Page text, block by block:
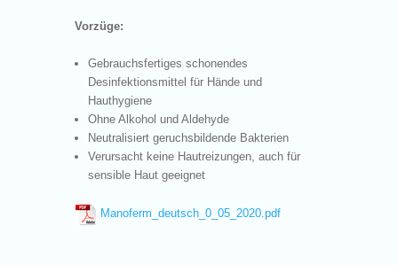
Vorzüge:
Gebrauchsfertiges schonendes
Desinfektionsmittel für Hände und
Hauthygiene
Ohne Alkohol und Aldehyde
Neutralisiert geruchsbildende Bakterien
Verursacht keine Hautreizungen, auch für
sensible Haut geeignet
Manoferm_deutsch_0_05_2020.pdf